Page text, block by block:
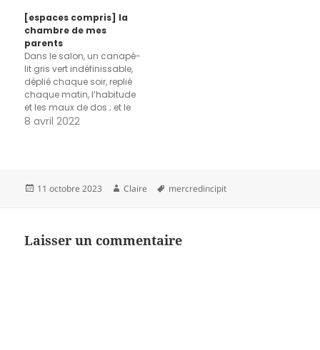
compléter : "Pourquoi c'est
difficile d'imiter des dessins
d'enfant ? ". En réponse à
cette question qu'on lui
pose,…
[espaces compris] la
chambre de mes
parents
Dans le salon, un canapé-
lit gris vert indéfinissable,
déplié chaque soir, replié
chaque matin, l’habitude
et les maux de dos ; et le
samedi trop tôt, dans le
colorées.
8 avril 2022
Publié
11 octobre 2023 Auteur
Claire
Mots-
mercredincipit
Laisser un commentaire